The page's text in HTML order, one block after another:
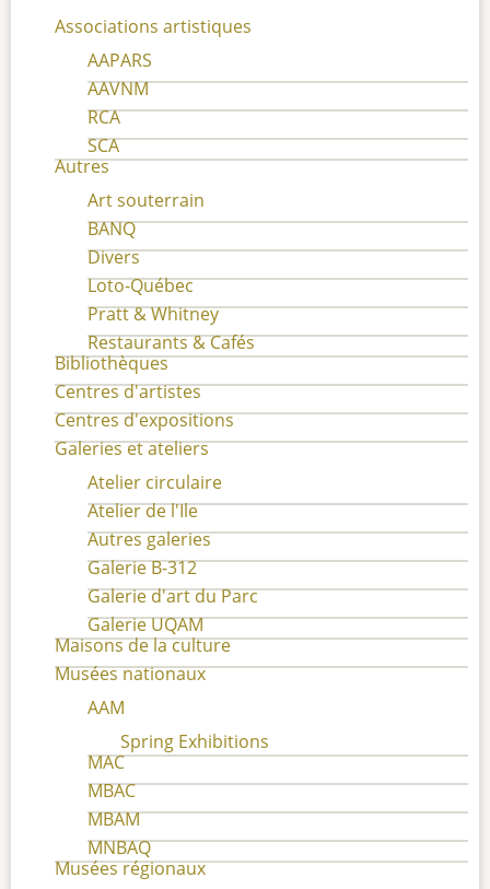
Associations artistiques
AAPARS
AAVNM
RCA
SCA
Autres
Art souterrain
BANQ
Divers
Loto-Québec
Pratt & Whitney
Restaurants & Cafés
Bibliothèques
Centres d'artistes
Centres d'expositions
Galeries et ateliers
Atelier circulaire
Atelier de l'Ile
Autres galeries
Galerie B-312
Galerie d'art du Parc
Galerie UQAM
Maisons de la culture
Musées nationaux
AAM
Spring Exhibitions
MAC
MBAC
MBAM
MNBAQ
Musées régionaux